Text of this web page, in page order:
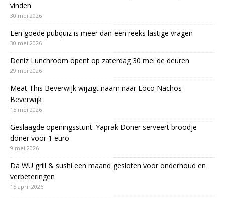
vinden
30 mei 2026
Een goede pubquiz is meer dan een reeks lastige vragen
30 mei 2026
Deniz Lunchroom opent op zaterdag 30 mei de deuren
29 mei 2026
Meat This Beverwijk wijzigt naam naar Loco Nachos
Beverwijk
15 mei 2026
Geslaagde openingsstunt: Yaprak Döner serveert broodje
döner voor 1 euro
9 mei 2026
Da WU grill & sushi een maand gesloten voor onderhoud en
verbeteringen
15 april 2026